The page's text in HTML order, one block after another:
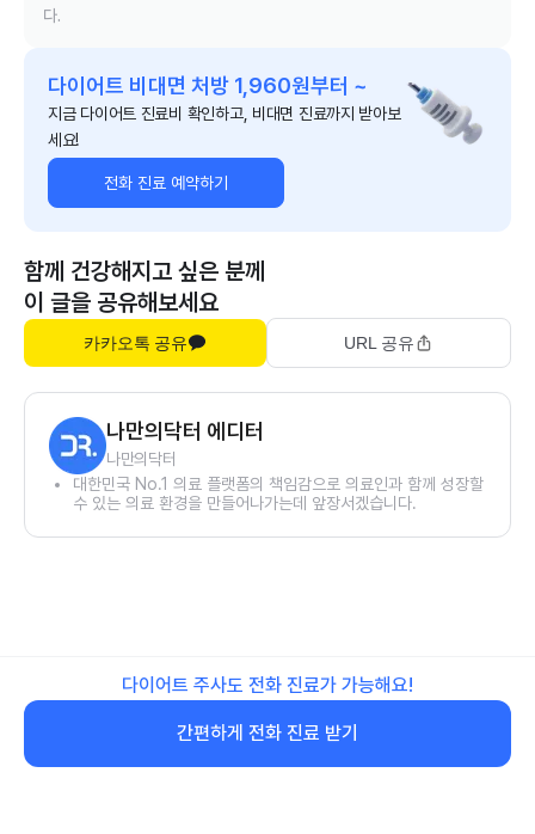
다.
다이어트 비대면 처방 1,960원부터 ~
지금 다이어트 진료비 확인하고, 비대면 진료까지 받아보
세요!
전화 진료 예약하기
함께 건강해지고 싶은 분께
이 글을 공유해보세요
카카오톡 공유 URL 공유
나만의닥터 에디터
나만의닥터
대한민국 No.1 의료 플랫폼의 책임감으로 의료인과 함께 성장할
수 있는 의료 환경을 만들어나가는데 앞장서겠습니다.
다이어트 주사도 전화 진료가 가능해요!
간편하게 전화 진료 받기